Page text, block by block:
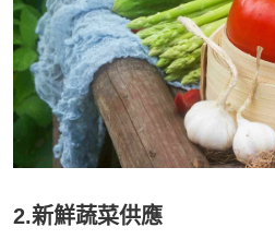
2.新鮮蔬菜供應